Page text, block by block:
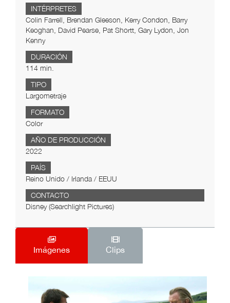
INTÉRPRETES
Colin Farrell, Brendan Gleeson, Kerry Condon, Barry
Keoghan, David Pearse, Pat Shortt, Gary Lydon, Jon
Kenny
DURACIÓN
114 min.
TIPO
Largometraje
FORMATO
Color
AÑO DE PRODUCCIÓN
2022
PAÍS
Reino Unido / Irlanda / EEUU
CONTACTO
Disney (Searchlight Pictures)
Imágenes Clips